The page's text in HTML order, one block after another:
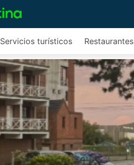
Servicios turísticos Restaurantes